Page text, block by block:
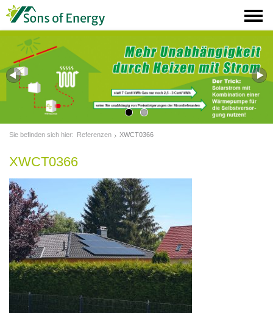
Sie befinden sich hier: Referenzen XWCT0366
XWCT0366